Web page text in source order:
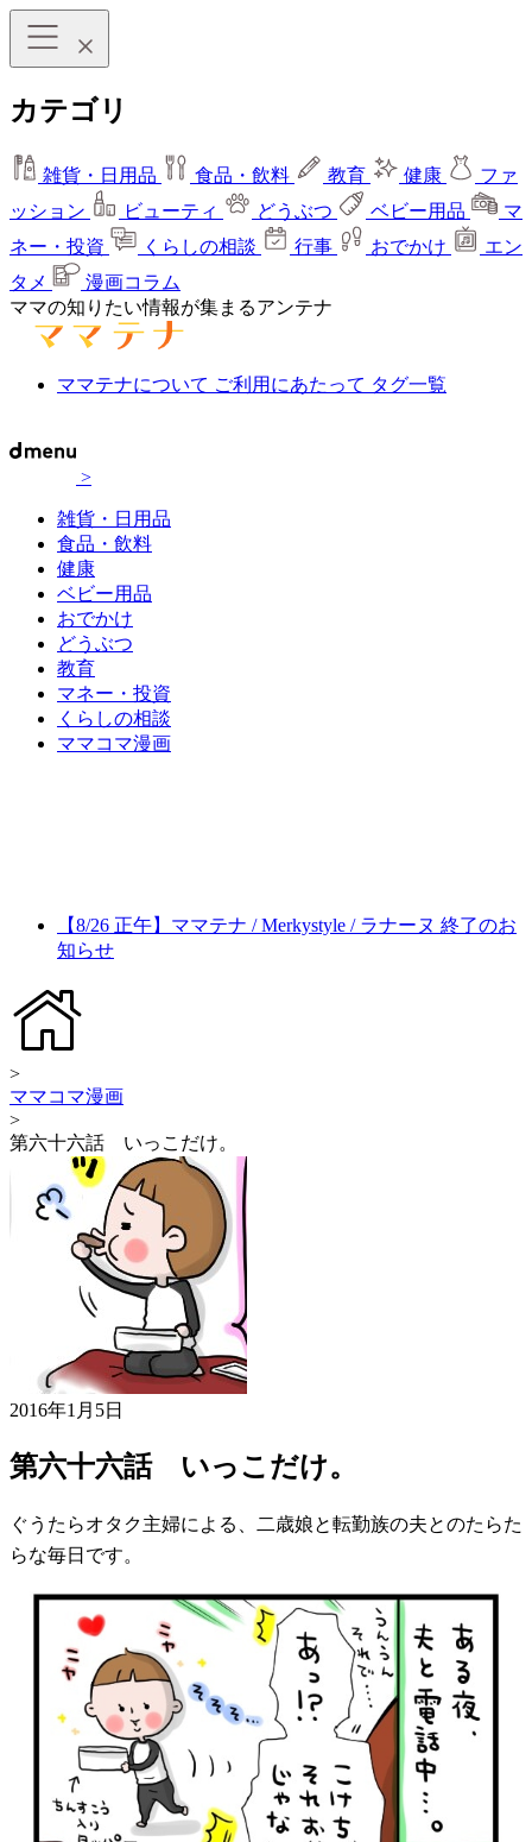
カテゴリ
雑貨・日用品 食品・飲料 教育 健康
ファ
ッション
ビューティ どうぶつ ベビー用品
マ
ネー・投資
くらしの相談 行事 おでかけ
エン
タメ
漫画コラム
ママの知りたい情報が集まるアンテナ
ママテナについて ご利用にあたって タグ一覧
>
雑貨・日用品
食品・飲料
健康
ベビー用品
おでかけ
どうぶつ
教育
マネー・投資
くらしの相談
ママコマ漫画
【8/26 正午】ママテナ / Merkystyle / ラナーヌ 終了のお
知らせ
>
ママコマ漫画
>
第六十六話 いっこだけ。
2016年1月5日
第六十六話 いっこだけ。
ぐうたらオタク主婦による、二歳娘と転勤族の夫とのたらた
らな毎日です。